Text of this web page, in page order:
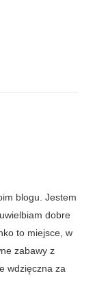
blogu. Jestem
dobre
to miejsce, w
zabawy z
wdzięczna za